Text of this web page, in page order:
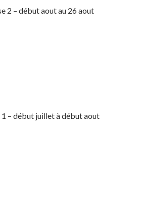
2 – début aout au 26 aout
1 – début juillet à début aout